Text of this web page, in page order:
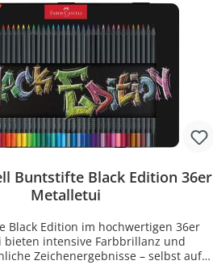
Buntstifte Black Edition 36er
Metalletui
Black Edition im hochwertigen 36er
bieten intensive Farbbrillanz und
Zeichenergebnisse – selbst auf